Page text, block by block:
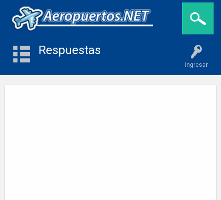
Ingresar
Respuestas